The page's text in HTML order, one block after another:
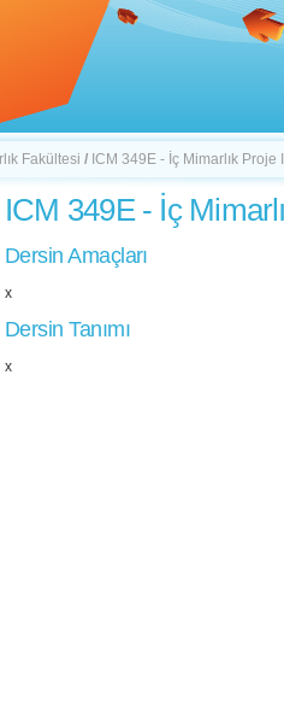
Fakültesi / ICM 349E - İç Mimarlık Proje
ICM 349E - İç
Dersin Amaçları
x
Dersin Tanımı
x